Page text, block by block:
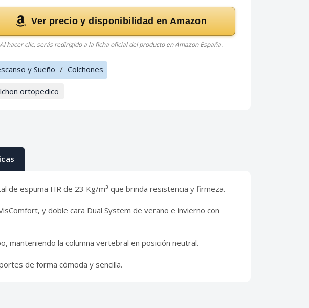
Ver precio y disponibilidad en Amazon
Al hacer clic, serás redirigido a la ficha oficial del producto en Amazon España.
y Sueño / Colchones
ortopedico
de espuma HR de 23 Kg/m³ que brinda resistencia y firmeza.
y doble cara Dual System de verano e invierno con
manteniendo la columna vertebral en posición neutral.
de forma cómoda y sencilla.